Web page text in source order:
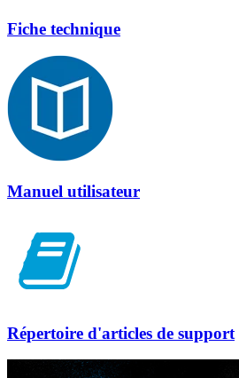
Fiche technique
Manuel utilisateur
Répertoire d'articles de support